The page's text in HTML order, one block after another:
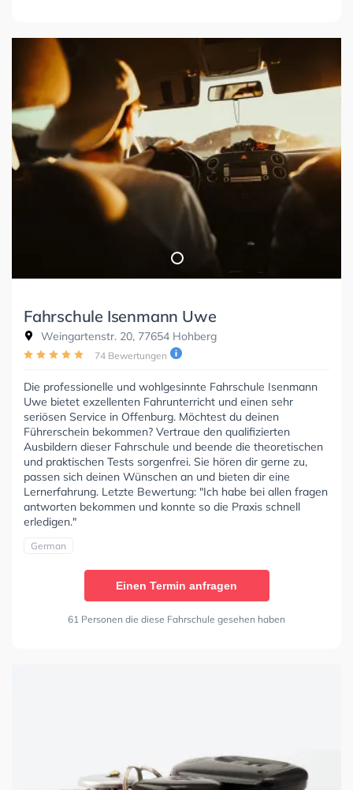
Fahrschule Isenmann Uwe
Weingartenstr. 20, 77654 Hohberg
74 Bewertungen
Die professionelle und wohlgesinnte Fahrschule Isenmann
Uwe bietet exzellenten Fahrunterricht und einen sehr
seriösen Service in Offenburg. Möchtest du deinen
Führerschein bekommen? Vertraue den qualifizierten
Ausbildern dieser Fahrschule und beende die theoretischen
und praktischen Tests sorgenfrei. Sie hören dir gerne zu,
passen sich deinen Wünschen an und bieten dir eine
Lernerfahrung. Letzte Bewertung: "Ich habe bei allen fragen
antworten bekommen und konnte so die Praxis schnell
erledigen."
German
Einen Termin anfragen
61 Personen die diese Fahrschule gesehen haben